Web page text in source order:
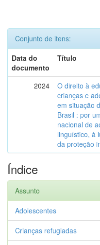
Conjunto de itens:
Data do
documento
Título
2024
O direito à
crianças e
em situação
Brasil : por
nacional de
linguístico, à
da proteção
Índice
Assunto
Adolescentes
Crianças refugiadas